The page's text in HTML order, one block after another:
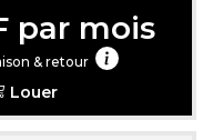
par mois
& retour
Louer